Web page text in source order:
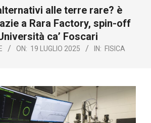
alle terre rare? è
a Rara Factory, spin-off
ca’ Foscari
ON: 19 LUGLIO 2025 IN: FISICA